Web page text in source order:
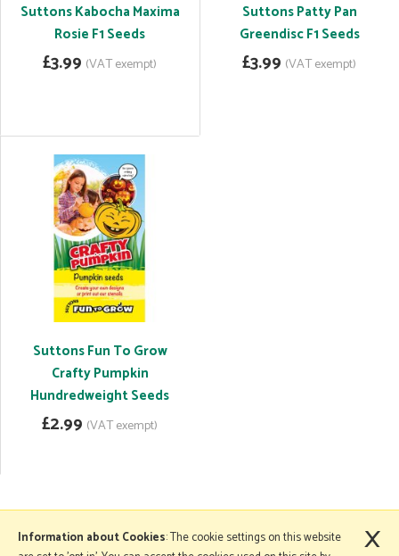
Suttons Kabocha Maxima
Rosie F1 Seeds
£3.99 (VAT exempt)
Suttons Patty Pan
Greendisc F1 Seeds
£3.99 (VAT exempt)
Suttons Fun To Grow
Crafty Pumpkin
Hundredweight Seeds
£2.99 (VAT exempt)
More Information
Information about Cookies: The cookie settings on this website
×